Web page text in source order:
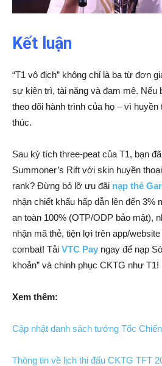
Kết luận
“T1 vô địch” không chỉ là ba từ đơn
sự kiên trì, tài năng và đam mê. Nếu
theo dõi hành trình của họ – vì
thúc.
Sau kỳ tích three-peat của T1, bạn
Summoner’s Rift với skin huyền
rank? Đừng bỏ lỡ ưu đãi nạp thẻ
nhận chiết khấu hấp dẫn lên đến 3%
an toàn 100% (OTP/ODP bảo mật),
nhận mã thẻ, tiện lợi trên app/
combat! Tải VTC Pay ngay để nạp
khoản” và chinh phục CKTG như T1!
Xem thêm:
Cập nhật danh sách tướng Tốc
Thông tin về lịch thi đấu CKTG TFT